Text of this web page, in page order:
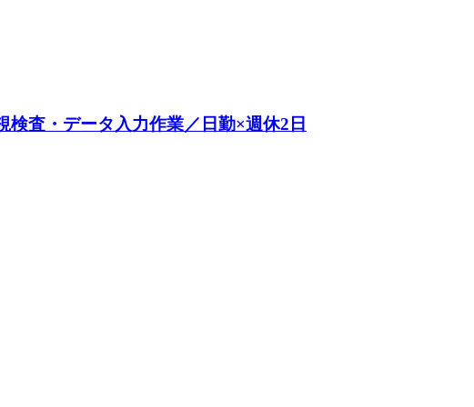
検査・データ入力作業／日勤×週休2日